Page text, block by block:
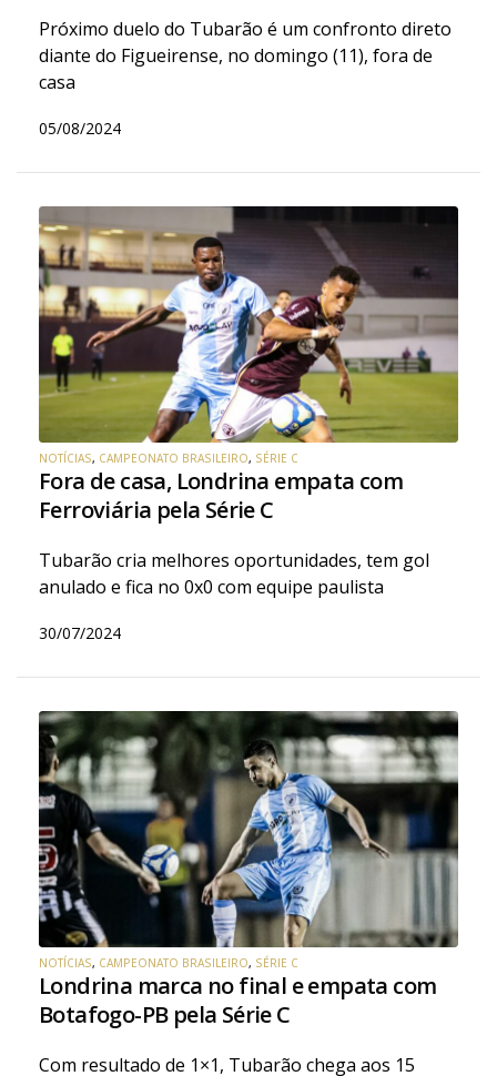
Próximo duelo do Tubarão é um confronto direto
diante do Figueirense, no domingo (11), fora de
casa
05/08/2024
NOTÍCIAS, CAMPEONATO BRASILEIRO, SÉRIE C
Fora de casa, Londrina empata com
Ferroviária pela Série C
Tubarão cria melhores oportunidades, tem gol
anulado e fica no 0x0 com equipe paulista
30/07/2024
NOTÍCIAS, CAMPEONATO BRASILEIRO, SÉRIE C
Londrina marca no final e empata com
Botafogo-PB pela Série C
Com resultado de 1×1, Tubarão chega aos 15